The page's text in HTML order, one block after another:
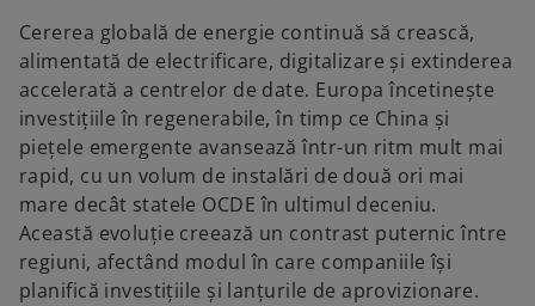
Cererea globală de energie continuă să crească,
alimentată de electrificare, digitalizare și extinderea
accelerată a centrelor de date. Europa încetinește
investițiile în regenerabile, în timp ce China și
piețele emergente avansează într-un ritm mult mai
rapid, cu un volum de instalări de două ori mai
mare decât statele OCDE în ultimul deceniu.
Această evoluție creează un contrast puternic între
regiuni, afectând modul în care companiile își
planifică investițiile și lanțurile de aprovizionare.